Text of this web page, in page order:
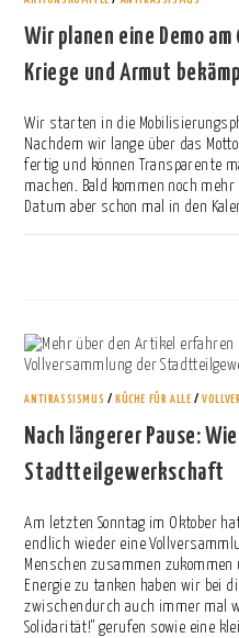
Wir planen eine Demo
Kriege und Armut
Wir starten in die
Nachdem wir lange über das
fertig und können Transparente
machen. Bald kommen noch
Datum aber schon mal in den
ANTIRASSISMUS / KÜCHE FÜR ALLE /
Nach längerer Pause:
Stadtteilgewerkschaft
Am letzten Sonntag im Oktober
endlich wieder eine
Menschen zusammen
Energie zu tanken haben wir bei
zwischendurch auch immer mal
Solidarität!" gerufen sowie eine